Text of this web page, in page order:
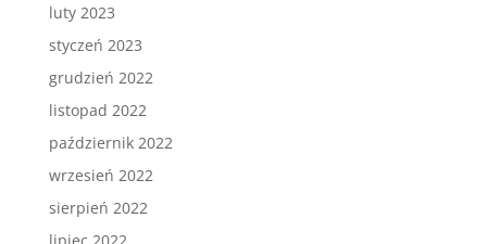
luty 2023
styczeń 2023
grudzień 2022
listopad 2022
październik 2022
wrzesień 2022
sierpień 2022